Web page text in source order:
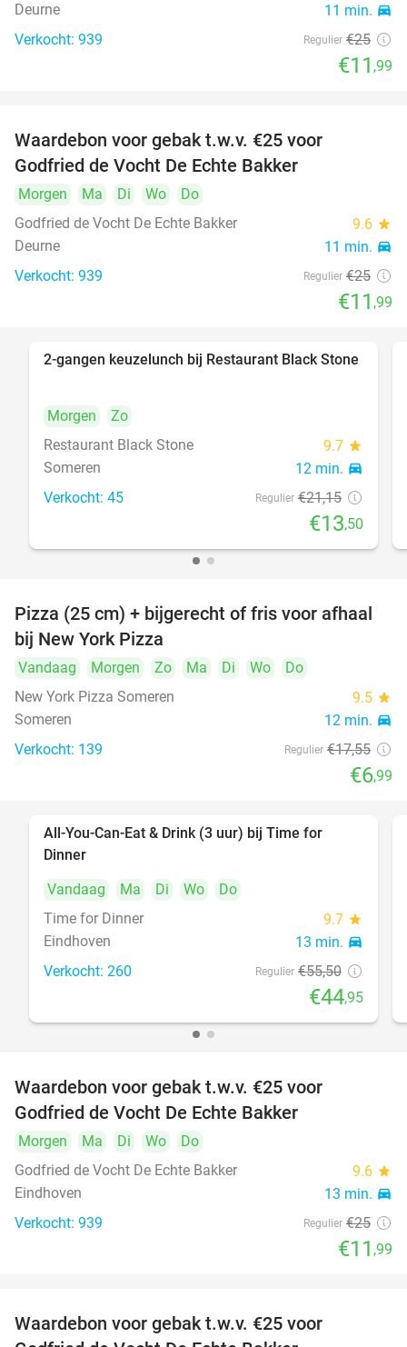
Deurne 11 min. directions_car
Verkocht: 939 Regulier €25
€11 ,99
Waardebon voor gebak t.w.v. €25 voor
Godfried de Vocht De Echte Bakker
Morgen Ma Di Wo
Do
Godfried de Vocht De Echte Bakker
9.6 star
Deurne 11 min. directions_car
Verkocht: 939 Regulier €25
€11 ,99
36%
2-gangen keuzelunch bij Restaurant Black Stone
Morgen
Zo
Restaurant Black Stone
9.7 star
Someren 12 min. directions_car
Verkocht: 45 Regulier €21,15
€13,50
60%
Pizza (25 cm) + bijgerecht of fris voor afhaal
bij New York Pizza
Vandaag Morgen Zo Ma Di Wo
Do
New York Pizza Someren
9.5 star
Someren 12 min. directions_car
Verkocht: 139 Regulier €17,55
€6,99
All-You-Can-Eat & Drink (3 uur) bij Time for
Dinner
Vandaag
Ma Di Wo
Do
Time for Dinner
9.7 star
Eindhoven 13 min. directions_car
Verkocht: 260 Regulier €55,50
€44,95
Waardebon voor gebak t.w.v. €25 voor
Godfried de Vocht De Echte Bakker
Morgen Ma Di Wo
Do
Godfried de Vocht De Echte Bakker
9.6 star
Eindhoven 13 min. directions_car
Verkocht: 939 Regulier €25
€11 ,99
Waardebon voor gebak t.w.v. €25 voor